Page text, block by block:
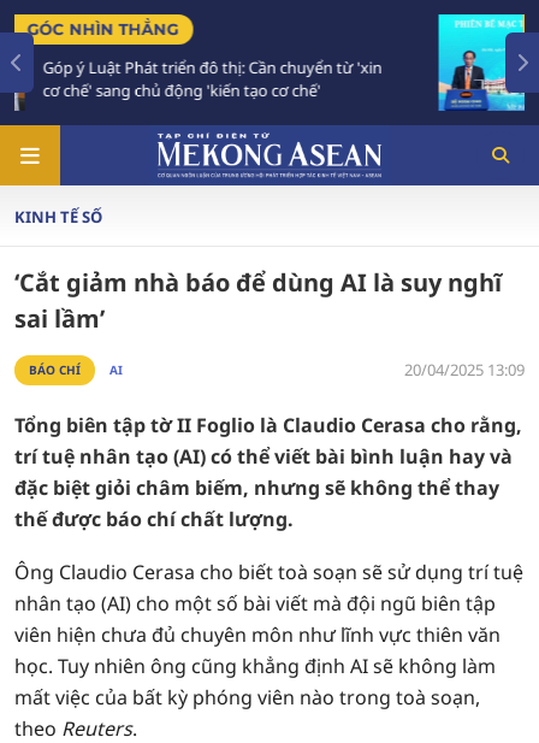
từ 'xin
Bế mạc Hội nghị Ngoại giao 33: Đối
vào giai đoạn hành động mới
KINH TẾ SỐ
‘Cắt giảm nhà báo để dùng AI là suy nghĩ
sai lầm’
BÁO CHÍ AI 20/04/2025 13:09
Tổng biên tập tờ II Foglio là Claudio Cerasa cho rằng,
trí tuệ nhân tạo (AI) có thể viết bài bình luận hay và
đặc biệt giỏi châm biếm, nhưng sẽ không thể thay
thế được báo chí chất lượng.
Ông Claudio Cerasa cho biết toà soạn sẽ sử dụng trí tuệ
nhân tạo (AI) cho một số bài viết mà đội ngũ biên tập
viên hiện chưa đủ chuyên môn như lĩnh vực thiên văn
học. Tuy nhiên ông cũng khẳng định AI sẽ không làm
mất việc của bất kỳ phóng viên nào trong toà soạn,
theo Reuters.